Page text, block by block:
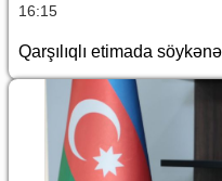
16:15
Qarşılıqlı etimada